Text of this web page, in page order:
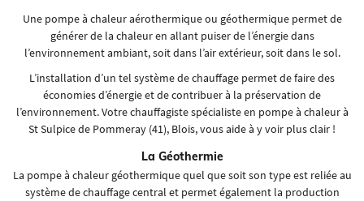
ACCUEIL
& PRESTATIONS
Une question
06 62 18 03 65
Une pompe à chaleur aérothermique ou géothermique permet de
générer de la chaleur en allant puiser de l’énergie dans
l’environnement ambiant, soit dans l’air extérieur, soit dans le sol.
L’installation d’un tel système de chauffage permet de faire des
économies d’énergie et de contribuer à la préservation de
l’environnement. Votre chauffagiste spécialiste en pompe à chaleur à
St Sulpice de Pommeray (41), Blois, vous aide à y voir plus clair !
La Géothermie
La pompe à chaleur géothermique quel que soit son type est reliée au
système de chauffage central et permet également la production